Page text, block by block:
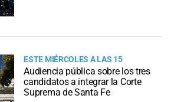
ESTE MIÉRCOLES A LAS 15
Audiencia pública sobre los tres
candidatos a integrar la Corte
Suprema de Santa Fe